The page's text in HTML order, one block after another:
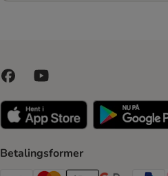
Betalingsformer